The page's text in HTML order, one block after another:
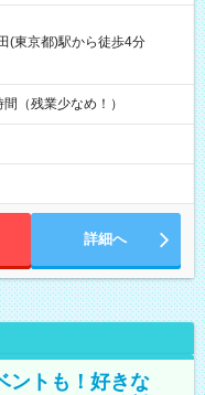
(東京都)駅から徒歩4分
（残業少なめ！）
詳細へ
ントも！好きな